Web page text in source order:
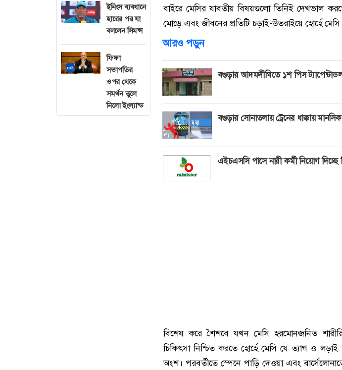
ইনিংস ব্যবধানে
হারের পর যা
বললেন সিমন্স
ফিফা
সভাপতির
ওপর থেকে
সমর্থন তুলে
নিলো ইংল্যান্ড
বাইরে মেসির যাবতীয় বিষয়গুলো তিনিই দেখভাল
মোড়ে এবং জীবনের প্রতিটি চড়াই-উতরাইয়ে হোর্হে
আরও পড়ুন
বগুড়ার আদমদীঘিতে ১শ পিস
বগুড়ার সোনাতলায় ট্রেনের ধাক্কায়
এইচএসসি পাসে নারী কর্মী নিয়োগ দিচ্ছে
বিশেষ করে শৈশবে যখন মেসি হরমোনজনিত
চিকিৎসা নিশ্চিত করতে হোর্হে মেসি যে ত্যাগ ও
অংশ। পরবর্তীতে স্পেনে পাড়ি দেওয়া এবং